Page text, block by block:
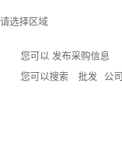
请选择区域
您可以 发布采购信息
您可以搜索
批发 公司